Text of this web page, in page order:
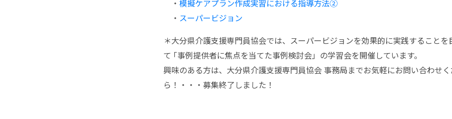
・ 模擬ケアプラン作成実習における指導方法②
・ スーパービジョン
＊大分県介護支援専門員協会では、スーパービジョンを効果的に実践すること
て ｢事例提供者に焦点を当てた事例検討会」の学習会を開催しています。
興味のある方は、大分県介護支援専門員協会 事務局までお気軽にお問い合わせ
ら！・・・募集終了しました！